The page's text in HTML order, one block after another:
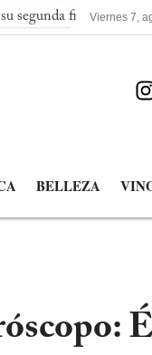
consecutiva del
Viernes 7,
BELLEZA